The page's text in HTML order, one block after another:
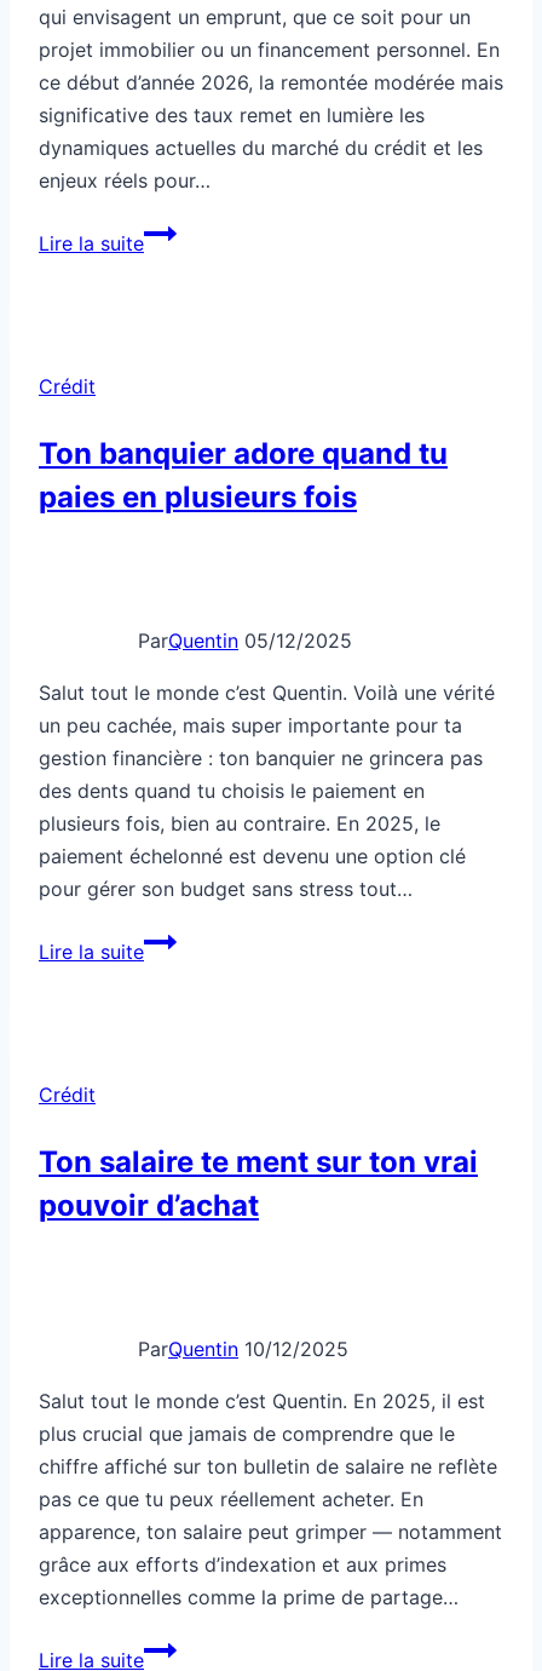
qui envisagent un emprunt, que ce soit pour un
projet immobilier ou un financement personnel. En
ce début d’année 2026, la remontée modérée mais
significative des taux remet en lumière les
dynamiques actuelles du marché du crédit et les
enjeux réels pour…
Lire la suiteCrédit
soudaine
Crédit
Ton banquier adore quand tu
paies en plusieurs fois
ParQuentin 05/12/2025
Salut tout le monde c’est Quentin. Voilà une vérité
un peu cachée, mais super importante pour ta
gestion financière : ton banquier ne grincera pas
des dents quand tu choisis le paiement en
plusieurs fois, bien au contraire. En 2025, le
paiement échelonné est devenu une option clé
pour gérer son budget sans stress tout…
Lire la suiteTon
plusieurs
fois
Crédit
Ton salaire te ment sur ton vrai
pouvoir d’achat
ParQuentin 10/12/2025
Salut tout le monde c’est Quentin. En 2025, il est
plus crucial que jamais de comprendre que le
chiffre affiché sur ton bulletin de salaire ne reflète
pas ce que tu peux réellement acheter. En
apparence, ton salaire peut grimper — notamment
grâce aux efforts d’indexation et aux primes
exceptionnelles comme la prime de partage…
Lire la suiteTon